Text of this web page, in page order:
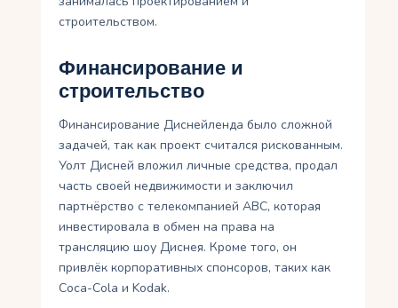
строительством.
Финансирование и
строительство
Финансирование Диснейленда было сложной
задачей, так как проект считался рискованным.
Уолт Дисней вложил личные средства, продал
часть своей недвижимости и заключил
партнёрство с телекомпанией ABC, которая
инвестировала в обмен на права на
трансляцию шоу Диснея. Кроме того, он
привлёк корпоративных спонсоров, таких как
Coca-Cola и Kodak.